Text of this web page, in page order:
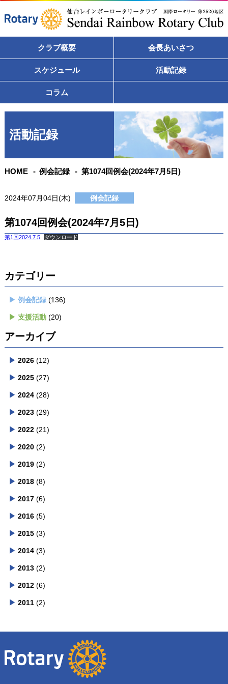
クラブ概要 会長あいさつ
スケジュール 活動記録
コラム
活動記録
HOME 例会記録 第1074回例会(2024年7月5日)
2024年07月04日(木) 例会記録
第1074回例会(2024年7月5日)
第1回2024.7.5 ダウンロード
カテゴリー
例会記録(136)
支援活動(20)
アーカイブ
2026(12)
2025(27)
2024(28)
2023(29)
2022(21)
2020(2)
2019(2)
2018(8)
2017(6)
2016(5)
2015(3)
2014(3)
2013(2)
2012(6)
2011(2)